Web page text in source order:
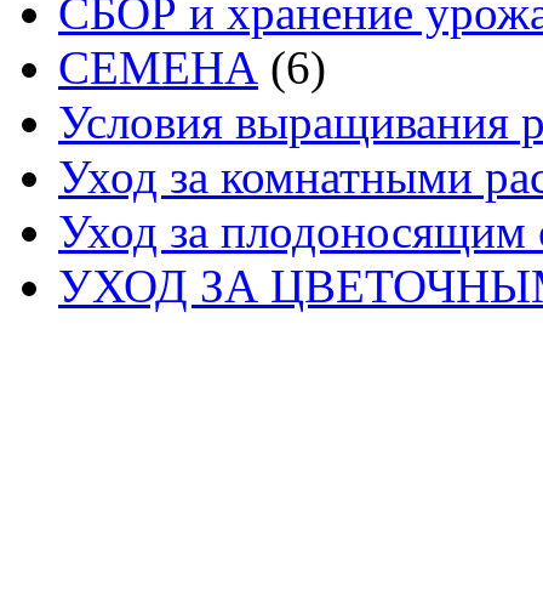
СБОР и хранение
СЕМЕНА (6)
Условия выращивания
Уход за комнатными
Уход за плодоносящим
УХОД ЗА